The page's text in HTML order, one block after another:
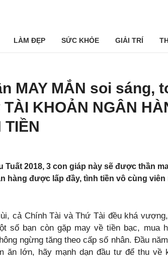
LÀM ĐẸP SỨC KHỎE GIẢI TRÍ
MAY MẮN soi sáng,
KHOẢN NGÂN
TIỀN
Tuất 2018, 3 con giáp này sẽ được thần
hàng được lấp đầy, tình tiền vô cùng viên
cả Chính Tài và Thứ Tài đều khá
số bạn còn gặp may về tiền bạc, mua
ngừng tăng theo cấp số nhân. Đầu
ăn lớn, hãy mạnh dạn đầu tư để thu về